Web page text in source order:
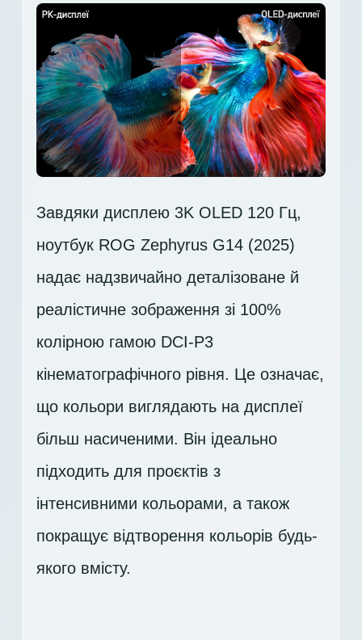
Завдяки дисплею 3K OLED 120 Гц,
ноутбук ROG Zephyrus G14 (2025)
надає надзвичайно деталізоване й
реалістичне зображення зі 100%
колірною гамою DCI-P3
кінематографічного рівня. Це означає,
що кольори виглядають на дисплеї
більш насиченими. Він ідеально
підходить для проєктів з
інтенсивними кольорами, а також
покращує відтворення кольорів будь-
якого вмісту.